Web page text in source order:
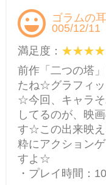
ゴラムの
005/12/11
満足度：
前作「二つの塔
たね☆グラフィ
☆今回、キャラそ
してるのが、映
す☆この出来映
粋にアクション
すよ☆
・プレイ時間：